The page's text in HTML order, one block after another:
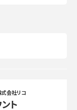
会社リコ
ト